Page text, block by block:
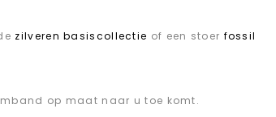
zilveren basiscollectie of een stoer fossil
op maat naar u toe komt.